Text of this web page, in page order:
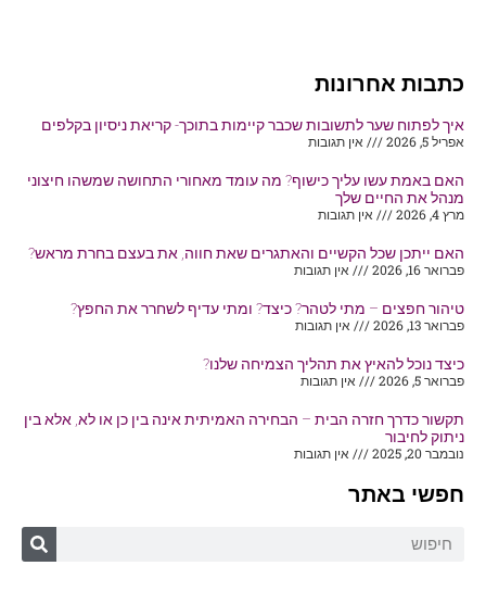
כתבות אחרונות
איך לפתוח שער לתשובות שכבר קיימות בתוכך- קריאת ניסיון בקלפים
אפריל 5, 2026
אין תגובות
האם באמת עשו עליך כישוף? מה עומד מאחורי התחושה שמשהו חיצוני
מנהל את החיים שלך
מרץ 4, 2026
אין תגובות
האם ייתכן שכל הקשיים והאתגרים שאת חווה, את בעצם בחרת מראש?
פברואר 16, 2026
אין תגובות
טיהור חפצים – מתי לטהר? כיצד? ומתי עדיף לשחרר את החפץ?
פברואר 13, 2026
אין תגובות
כיצד נוכל להאיץ את תהליך הצמיחה שלנו?
פברואר 5, 2026
אין תגובות
תקשור כדרך חזרה הבית – הבחירה האמיתית אינה בין כן או לא, אלא בין
ניתוק לחיבור
נובמבר 20, 2025
אין תגובות
חפשי באתר